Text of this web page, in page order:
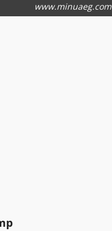
www.minuaeg.com